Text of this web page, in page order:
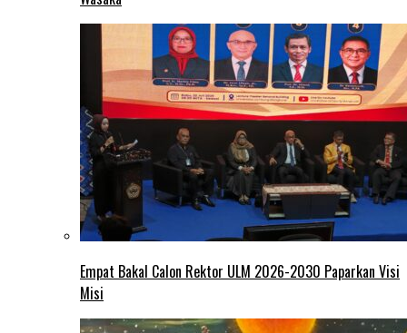
Empat Bakal Calon Rektor ULM 2026-2030 Paparkan Visi
Misi